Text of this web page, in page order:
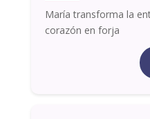
María transforma la
corazón en forja